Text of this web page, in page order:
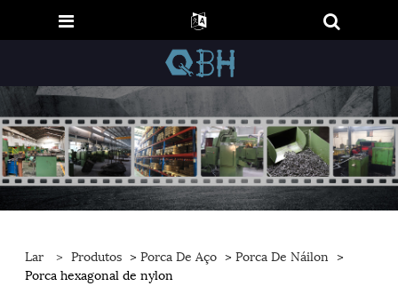
Lar > Produtos >Porca De Aço >Porca De Náilon >
Porca hexagonal de nylon